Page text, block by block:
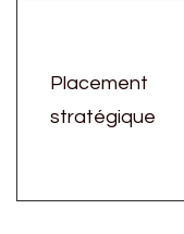
Placement
stratégique